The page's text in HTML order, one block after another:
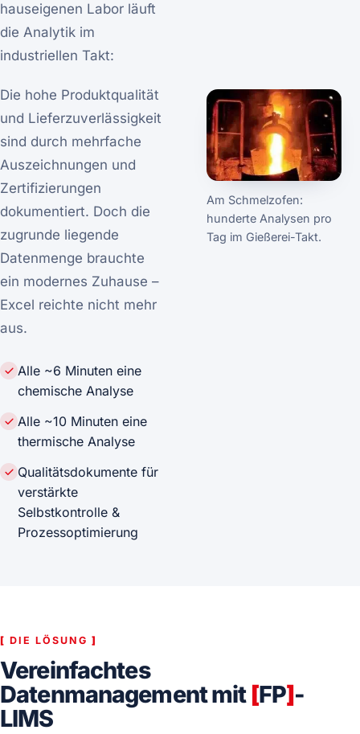
hauseigenen Labor läuft
die Analytik im
industriellen Takt:
Die hohe Produktqualität
und Lieferzuverlässigkeit
sind durch mehrfache
Auszeichnungen und
Zertifizierungen
dokumentiert. Doch die
zugrunde liegende
Datenmenge brauchte
ein modernes Zuhause –
Excel reichte nicht mehr
aus.
Alle ~6 Minuten eine
chemische Analyse
Alle ~10 Minuten eine
thermische Analyse
Qualitätsdokumente für
verstärkte
Selbstkontrolle &
Prozessoptimierung
Am Schmelzofen:
hunderte Analysen pro
Tag im Gießerei-Takt.
[ DIE LÖSUNG ]
Vereinfachtes
Datenmanagement mit [FP]-
LIMS